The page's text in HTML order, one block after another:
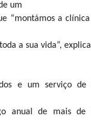
um
“montámos a
a sua vida”,
e um serviço de
anual de mais de